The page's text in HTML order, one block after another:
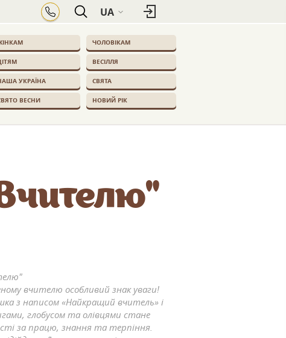
UA
ЧОЛОВІКАМ
ВЕСІЛЛЯ
УКРАЇНА СВЯТА
ВЕСНИ НОВИЙ РІК
вчителю особливий знак уваги!
з написом «Найкращий вчитель» і
глобусом та олівцями стане
за працю, знання та терпіння.